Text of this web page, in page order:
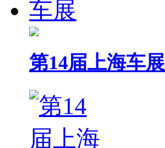
第14届上海车展